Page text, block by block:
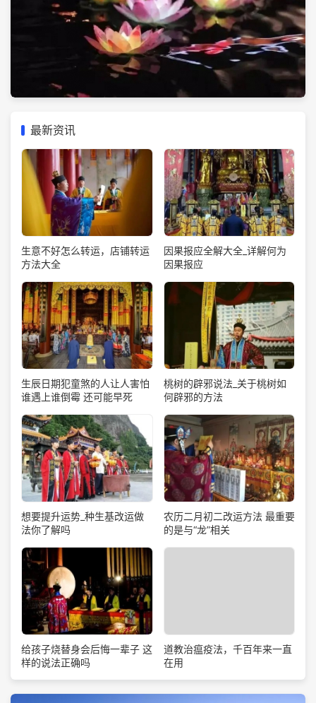
最新资讯
生意不好怎么转运，店铺转运
方法大全
因果报应全解大全_详解何为
因果报应
生辰日期犯童煞的人让人害怕
谁遇上谁倒霉 还可能早死
桃树的辟邪说法_关于桃树如
何辟邪的方法
想要提升运势_种生基改运做
法你了解吗
农历二月初二改运方法 最重要
的是与“龙”相关
给孩子烧替身会后悔一辈子 这
样的说法正确吗
道教治瘟疫法，千百年来一直
在用